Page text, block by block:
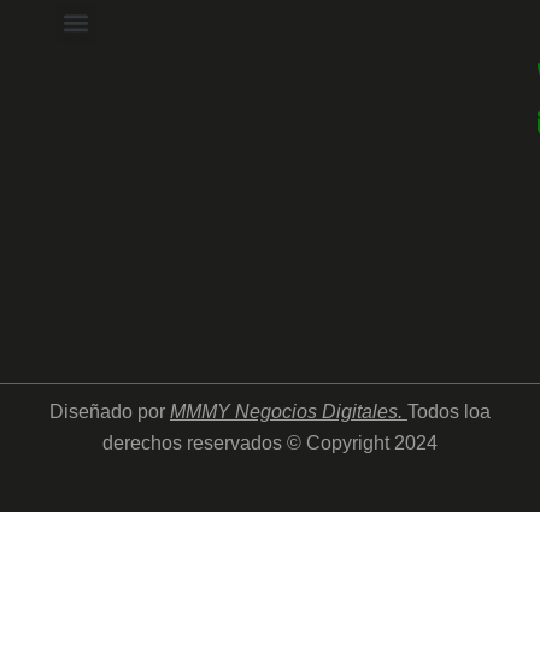
Diseñado por MMMY Negocios Digitales. Todos loa
derechos reservados © Copyright 2024